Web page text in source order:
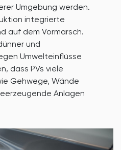
Umgebung werden.
integrierte
auf dem Vormarsch.
und
Umwelteinflüsse
dass PVs viele
Gehwege, Wände
Anlagen